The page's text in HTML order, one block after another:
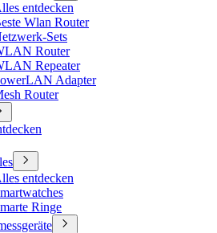
entdecken
Wlan Router
Sets
Router
Repeater
Adapter
Router
entdecken
Ringe